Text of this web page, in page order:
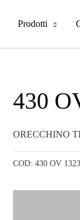
Prodotti
430
ORECCHINO
COD: 430 OV 1323